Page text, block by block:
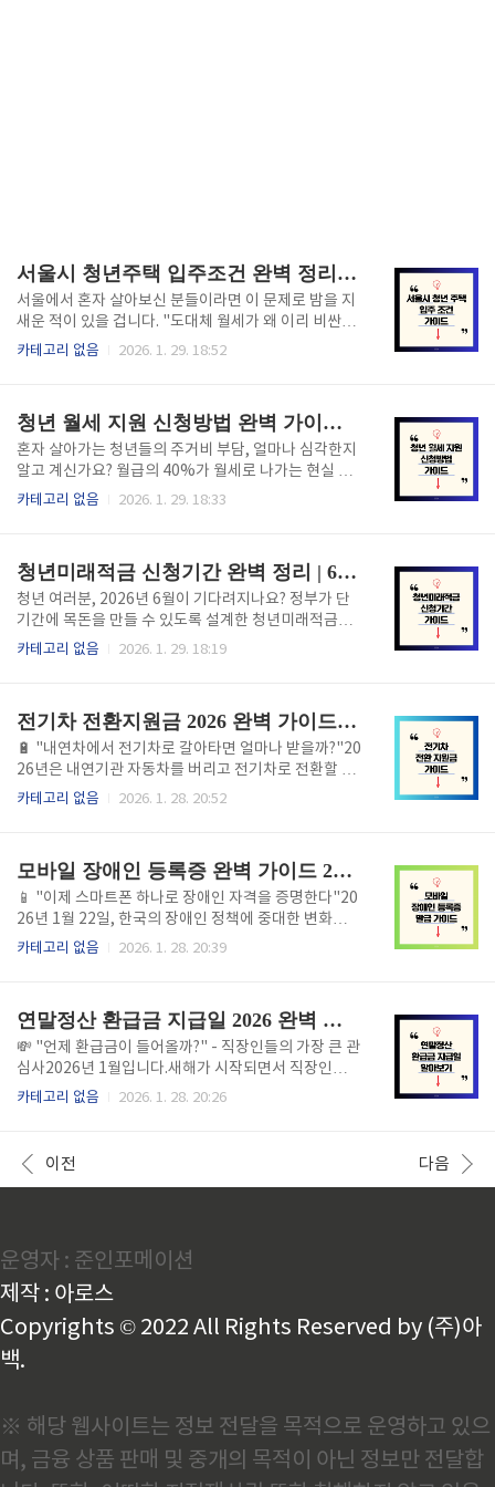
서울시 청년주택 입주조건 완벽 정리 | 2026년 1월 신청 진행중, 월 20만원 역세권
서울에서 혼자 살아보신 분들이라면 이 문제로 밤을 지
새운 적이 있을 겁니다. "도대체 월세가 왜 이리 비싼
가?" 원룸은 관리비 빼도 50만원 이상, 역세권이면 더
주택' - 서울의 역세권에 위치한 주택을 시세의 단 30~
50% 수준으로 공급하는 공공임대 정책입니다. 실제로
많은 청년들이 월 20만원대의 역세권 집에 살고 있습니
다.이 글에서는 2026년 현재 신청 중인 서울시 청년주
택의 모든 입주조건, 신청방법, 실제 사례를 꼼꼼히 정
은 단순한 임대주택..
카테고리 없음 2026. 1. 29. 18:52
청년 월세 지원 신청방법 완벽 가이드 | 2026년 상시화, 월 20만원 × 24개월
혼자 살아가는 청년들의 주거비 부담, 얼마나 심각한지
알고 계신가요? 월급의 40%가 월세로 나가는 현실 속
에서 정부가 든든한 지원을 약속했습니다. 2026년부터
받을 자격이 있는지, 어떻게 신청하는지 정확히 알아야
손실을 막을 수 있습니다. 이 글에서는 청년 월세 지원
의 모든 것을 단계별로 정리했습니다.📢 2026년 청년
월세지원, 무엇이 달라졌나?2026년은 청년월세지원
역사에 기념비적인 해입니다. 기존 한시적 제도에서 벗
(분기별/..
카테고리 없음 2026. 1. 29. 18:33
청년미래적금 신청기간 완벽 정리 | 6월 출시, 2,200만원 목돈 만드는 법
청년 여러분, 2026년 6월이 기다려지나요? 정부가 단
기간에 목돈을 만들 수 있도록 설계한 청년미래적금이
드디어 나옵니다. 기존 청년도약계좌는 5년이라는 긴
면 안 됩니다. 이 글에서는 신청기간, 가입조건, 혜택, 신
청방법을 꼼꼼히 정리했습니다.📅 청년미래적금 신청
기간 | 언제 신청해야 할까?청년미래적금의 신청 일정
은 다음과 같습니다. 항목/일정 출시 시작2026년 6월
예정신청 마감2026년 12월 31일 23:59가입 기간3년
카테고리 없음 2026. 1. 29. 18:19
전기차 전환지원금 2026 완벽 가이드 | 최대 680만원 받는 조건과 신청 방법
🔋 "내연차에서 전기차로 갈아타면 얼마나 받을까?"20
26년은 내연기관 자동차를 버리고 전기차로 전환할 최
고의 기회입니다.왜냐하면 정부가 "전환지원금"이라는
원금 100만원 = 최대 400만원 (추가 보조금까지 포함
하면 최대 680만원!) "680만원?"그렇습니다. 지금까
지 전기차를 사면 최대 580만원을 받았다면, 이제는 내
연차를 버리고 전기차로 바꾸면 100만원을 추가로 받
을 수 있게 된 것입니다.이 글에서는 2026년 전기차 전
카테고리 없음 2026. 1. 28. 20:52
모바일 장애인 등록증 완벽 가이드 2026 | 신청방법부터 사용처까지
📱 "이제 스마트폰 하나로 장애인 자격을 증명한다"20
26년 1월 22일, 한국의 장애인 정책에 중대한 변화가
일어났습니다.더 이상 플라스틱 카드를 들고 다닐 필요
한가?"장애인들, 특히 거동이 불편한 분들에게 이 변화
는 엄청난 편의입니다:무거운 카드를 들고 다닐 필요 없
음분실 위험이 줄어듦온라인 서비스 이용이 간편함2월
부터는 은행 업무도 모바일로 처리 가능이 글에서는 모
바일 장애인 등록증의 모든 것을 정리했습니다. 신청 자
면 당신도 오늘 당장 모바일 장애인 등록증을 신청할 수
있을 것입니다..
카테고리 없음 2026. 1. 28. 20:39
연말정산 환급금 지급일 2026 완벽 정리 | 언제 받을까? 얼마나 받을까?
💸 "언제 환급금이 들어올까?" - 직장인들의 가장 큰 관
심사2026년 1월입니다.새해가 시작되면서 직장인들의
입은 저절로 올라갑니다. 왜냐하면 "연말정산 시즌"이
는 "13월의 월급"이라고 부르기도 합니다. 하지만 모두
가 같은 질문을 합니다:"연말정산 환급금이 정확히 언
환급금 지급 시기 - 가장 중요한 정보기본 원칙: 2월 급
여에 포함되어 지급 text가장 일반적인 지급 방식: 연말
정산 결과 → 2월 급여에 반영 → 2월 급여와 함..
카테고리 없음 2026. 1. 28. 20:26
이전 다음
운영자 : 준인포메이션
제작 : 아로스
Copyrights © 2022 All Rights Reserved by (주)아
백.
※ 해당 웹사이트는 정보 전달을 목적으로 운영하고 있으
며, 금융 상품 판매 및 중개의 목적이 아닌 정보만 전달합